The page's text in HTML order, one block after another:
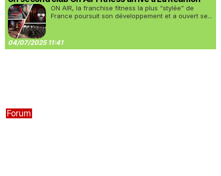
ON AIR, la franchise fitness la plus “stylée” de
France poursuit son développement et a ouvert se...
04/07/2025 11:41
Forum